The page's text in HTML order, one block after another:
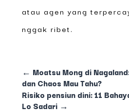
atau agen yang
nggak ribet.
← Moatsu Mong di
dan Chaos Mau Tahu?
Risiko pensiun dini: 11
Lo Sadari→